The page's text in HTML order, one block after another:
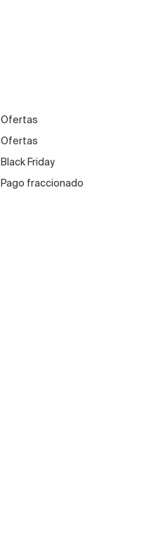
Ofertas
Ofertas
Black Friday
Pago fraccionado